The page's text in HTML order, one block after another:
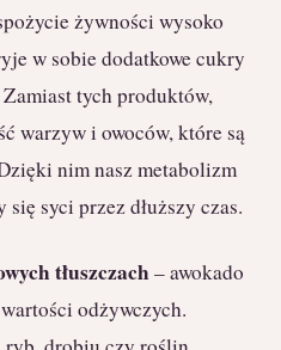
żywności wysoko
w sobie dodatkowe cukry
tych produktów,
warzyw i owoców, które są
nim nasz metabolizm
się syci przez dłuższy czas.
tłuszczach – awokado
odżywczych.